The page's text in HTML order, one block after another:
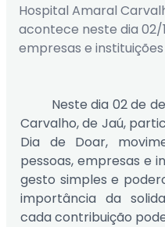
Hospital Amaral
acontece neste dia 02/
empresas e
Neste dia 02 de
Carvalho, de Jaú,
Dia de Doar,
pessoas, empresas e
gesto simples e
importância da
cada contribuição